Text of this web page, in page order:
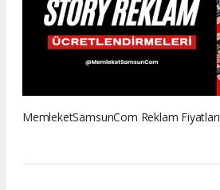
MemleketSamsunCom Reklam Fiyatları